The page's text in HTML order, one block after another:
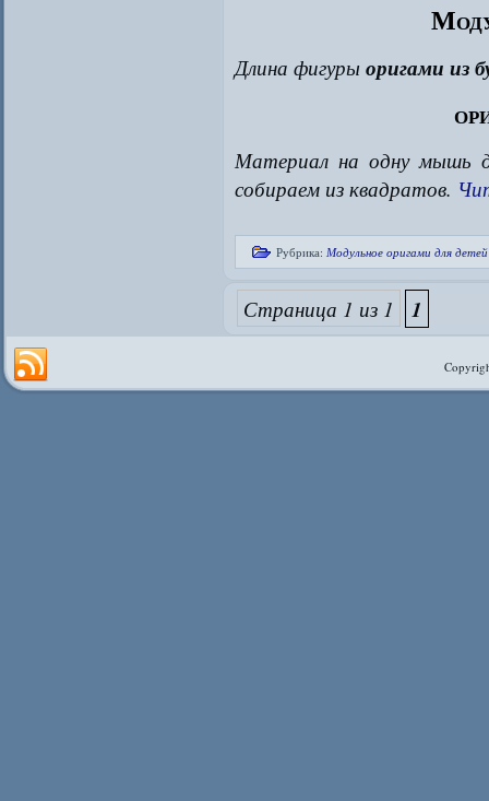
Длина фигуры оригами из
Материал на одну мышь
собираем из квадратов.
Рубрика: Модульное оригами для детей
Страница 1 из 1 1